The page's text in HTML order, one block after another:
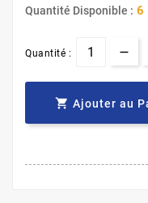
Quantité :
Quantité Disponible : 6
 Ajouter au